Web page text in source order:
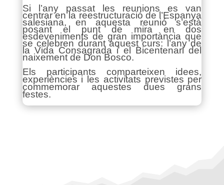
Si l’any passat les reunions es van
centrar en la reestructuració de l’Espanya
salesiana, en aquesta reunió s’està
posant el punt de mira en dos
esdeveniments de gran importància que
se celebren durant aquest curs: l’any de
la Vida Consagrada i el Bicentenari del
naixement de Don Bosco.
Els participants comparteixen idees,
experiències i les activitats previstes per
commemorar aquestes dues grans
festes.